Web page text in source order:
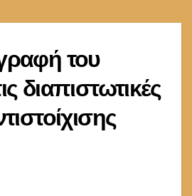
του
διαπιστωτικές